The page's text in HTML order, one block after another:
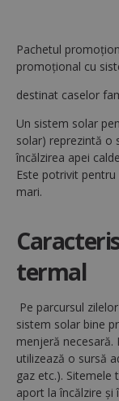
Pachetul
promoțional cu
destinat caselor
Un sistem solar
solar) reprezintă o
încălzirea apei
Este potrivit
mari.
termal
Pe parcursul
sistem solar bine
menjeră
utilizează o sursă
gaz etc.).
aport la încălzire și